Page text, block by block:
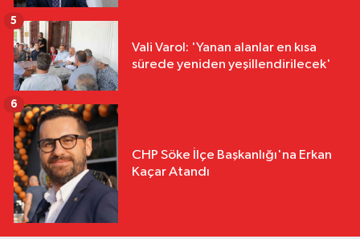
Vali Varol: 'Yanan alanlar en kısa
sürede yeniden yeşillendirilecek'
5
CHP Söke İlçe Başkanlığı'na Erkan
Kaçar Atandı
6